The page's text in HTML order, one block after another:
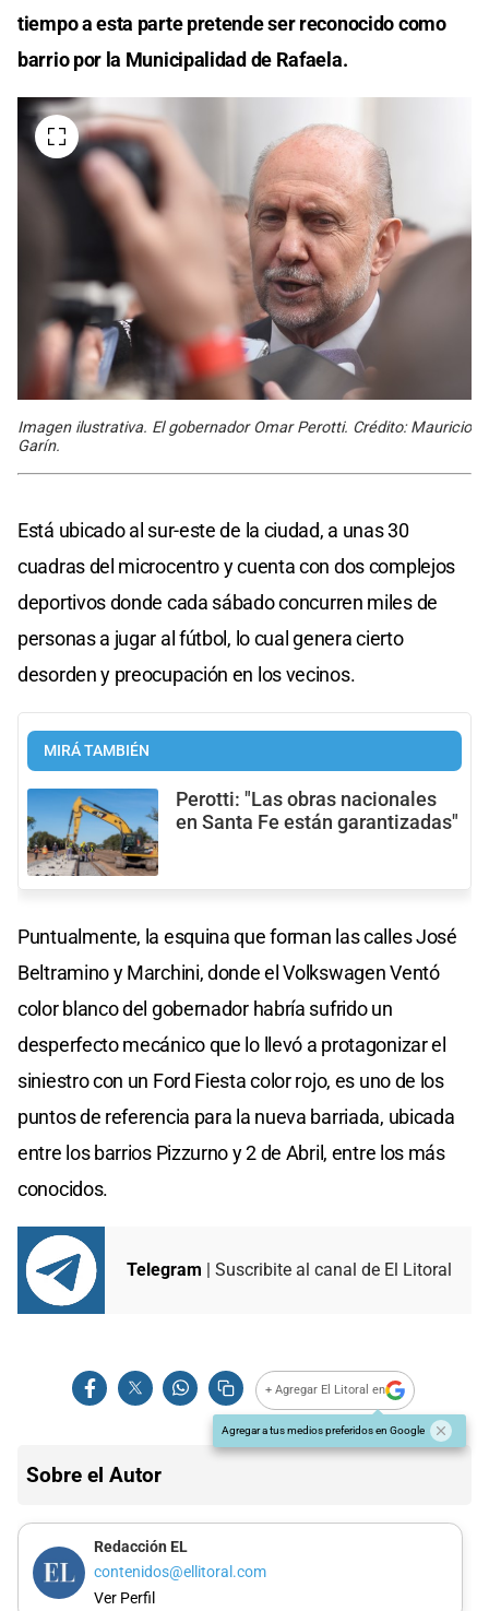
tiempo a esta parte pretende ser reconocido como
barrio por la Municipalidad de Rafaela.
Imagen ilustrativa. El gobernador Omar Perotti. Crédito: Mauricio
Garín.
Está ubicado al sur-este de la ciudad, a unas 30
cuadras del microcentro y cuenta con dos complejos
deportivos donde cada sábado concurren miles de
personas a jugar al fútbol, lo cual genera cierto
desorden y preocupación en los vecinos.
MIRÁ TAMBIÉN
Perotti: "Las obras nacionales
en Santa Fe están garantizadas"
Puntualmente, la esquina que forman las calles José
Beltramino y Marchini, donde el Volkswagen Ventó
color blanco del gobernador habría sufrido un
desperfecto mecánico que lo llevó a protagonizar el
siniestro con un Ford Fiesta color rojo, es uno de los
puntos de referencia para la nueva barriada, ubicada
entre los barrios Pizzurno y 2 de Abril, entre los más
conocidos.
Telegram | Suscribite al canal de El Litoral
+ Agregar El Litoral en
Agregar a tus medios preferidos en Google
Sobre el Autor
Redacción EL
contenidos@ellitoral.com
Ver Perfil